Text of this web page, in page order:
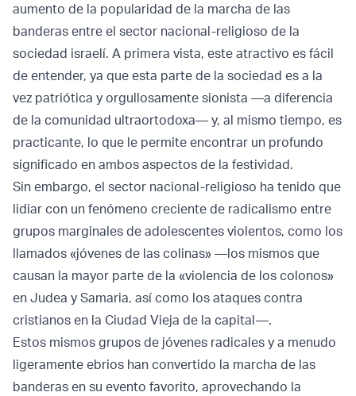
aumento de la popularidad de la marcha de las
banderas entre el sector nacional-religioso de la
sociedad israelí. A primera vista, este atractivo es fácil
de entender, ya que esta parte de la sociedad es a la
vez patriótica y orgullosamente sionista —a diferencia
de la comunidad ultraortodoxa— y, al mismo tiempo, es
practicante, lo que le permite encontrar un profundo
significado en ambos aspectos de la festividad.
Sin embargo, el sector nacional-religioso ha tenido que
lidiar con un fenómeno creciente de radicalismo entre
grupos marginales de adolescentes violentos, como los
llamados «jóvenes de las colinas» —los mismos que
causan la mayor parte de la «violencia de los colonos»
en Judea y Samaria, así como los ataques contra
cristianos en la Ciudad Vieja de la capital—.
Estos mismos grupos de jóvenes radicales y a menudo
ligeramente ebrios han convertido la marcha de las
banderas en su evento favorito, aprovechando la